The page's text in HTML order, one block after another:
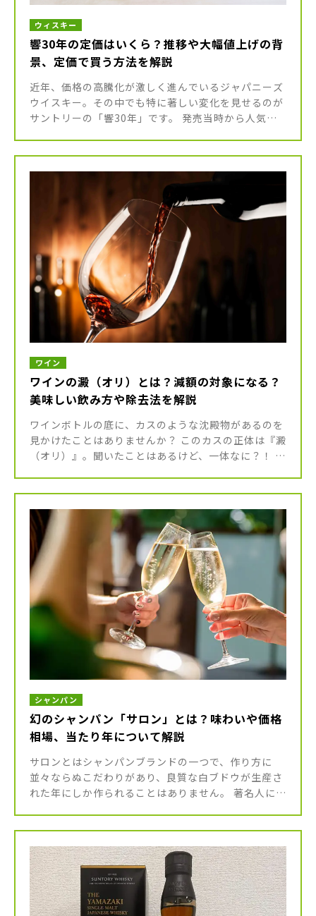
ウィスキー
響30年の定価はいくら？推移や大幅値上げの背
景、定価で買う方法を解説
近年、価格の高騰化が激しく進んでいるジャパニーズ
ウイスキー。その中でも特に著しい変化を見せるのが
サントリーの「響30年」です。 発売当時から人気を
ワイン
ワインの澱（オリ）とは？減額の対象になる？
美味しい飲み方や除去法を解説
ワインボトルの底に、カスのような沈殿物があるのを
見かけたことはありませんか？ このカスの正体は『澱
（オリ）』。聞いたことはあるけど、一体なに？！ 今
シャンパン
幻のシャンパン「サロン」とは？味わいや価格
相場、当たり年について解説
サロンとはシャンパンブランドの一つで、作り方に
並々ならぬこだわりがあり、良質な白ブドウが生産さ
れた年にしか作られることはありません。 著名人にも